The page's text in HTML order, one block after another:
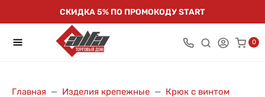
СКИДКА 5% ПО ПРОМОКОДУ START
0
Главная Изделия крепежные
Крюк с винтом